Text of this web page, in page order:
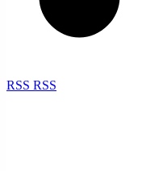
RSS RSS